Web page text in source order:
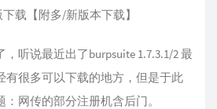
载【附多/新版本下载】
听说最近出了burpsuite 1.7.3.1/2 最
有很多可以下载的地方，但是于此
网传的部分注册机含后门。